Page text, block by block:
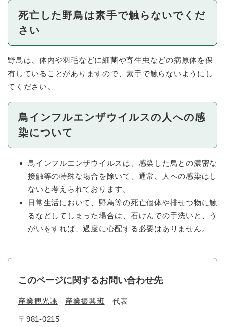
死亡した野鳥は素手で触らないでくだ
さい
野鳥は、体内や羽毛などに細菌や寄生虫などの病原体を保
有していることがありますので、素手で触らないようにし
てください。
鳥インフルエンザウイルスの人への感
染について
鳥インフルエンザウイルスは、感染した鳥との濃密な
接触等の特殊な場合を除いて、通常、人への感染はし
ないと考えられております。
日常生活において、野鳥等の死亡個体や排せつ物に触
るなどしてしまった場合は、石けんでの手洗いと、う
がいをすれば、過度に心配する必要はありません。
このページに関するお問い合わせ先
産業観光課 産業振興班 代表
〒981-0215